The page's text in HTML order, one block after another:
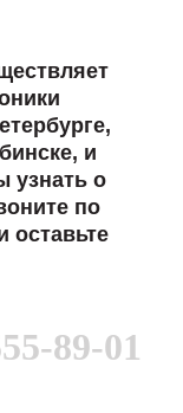
и
узнать о
по
оставьте
89-01